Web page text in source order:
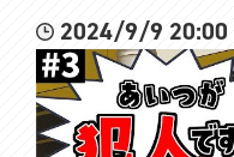
2024/9/9 20:00